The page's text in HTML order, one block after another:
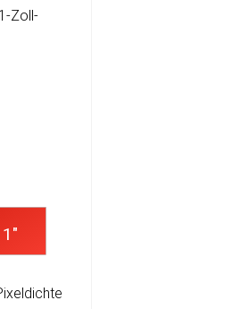
Zoll-
1"